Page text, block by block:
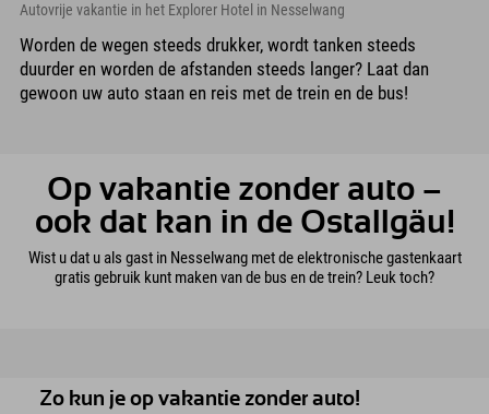
Autovrije vakantie in het Explorer Hotel in Nesselwang
Worden de wegen steeds drukker, wordt tanken steeds
duurder en worden de afstanden steeds langer? Laat dan
gewoon uw auto staan en reis met de trein en de bus!
Op vakantie zonder auto –
ook dat kan in de Ostallgäu!
Wist u dat u als gast in Nesselwang met de elektronische gastenkaart
gratis gebruik kunt maken van de bus en de trein? Leuk toch?
Zo kun je op vakantie zonder auto!